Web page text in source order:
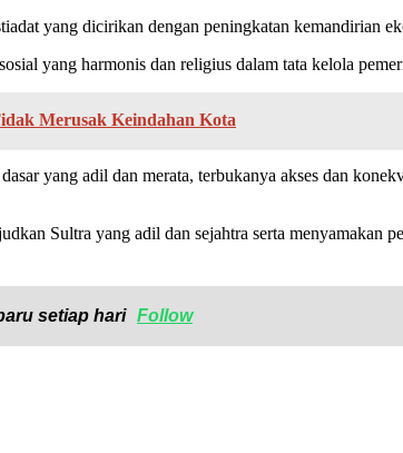
yang dicirikan dengan peningkatan kemandirian
yang harmonis dan religius dalam tata kelola
Merusak Keindahan Kota
yang adil dan merata, terbukanya akses dan
Sultra yang adil dan sejahtra serta menyamakan
setiap hari Follow